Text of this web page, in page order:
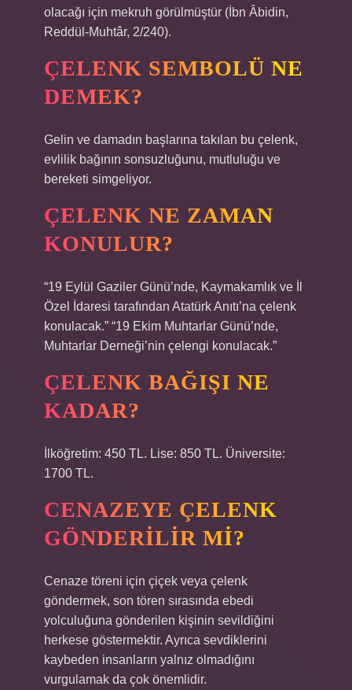
olacağı için mekruh görülmüştür (İbn Âbidin,
Reddül-Muhtâr, 2/240).
ÇELENK SEMBOLÜ NE
DEMEK?
Gelin ve damadın başlarına takılan bu çelenk,
evlilik bağının sonsuzluğunu, mutluluğu ve
bereketi simgeliyor.
ÇELENK NE ZAMAN
KONULUR?
“19 Eylül Gaziler Günü’nde, Kaymakamlık ve İl
Özel İdaresi tarafından Atatürk Anıtı’na çelenk
konulacak.” “19 Ekim Muhtarlar Günü’nde,
Muhtarlar Derneği’nin çelengi konulacak.”
ÇELENK BAĞIŞI NE
KADAR?
İlköğretim: 450 TL. Lise: 850 TL. Üniversite:
1700 TL.
CENAZEYE ÇELENK
GÖNDERILIR MI?
Cenaze töreni için çiçek veya çelenk
göndermek, son tören sırasında ebedi
yolculuğuna gönderilen kişinin sevildiğini
herkese göstermektir. Ayrıca sevdiklerini
kaybeden insanların yalnız olmadığını
vurgulamak da çok önemlidir.